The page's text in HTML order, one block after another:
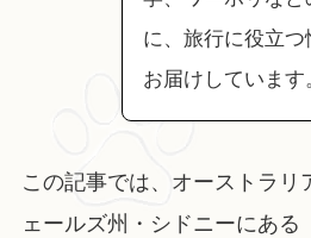
に、旅行に役立
お届けしています
この記事では、オーストラリ
ェールズ州・シドニーにある